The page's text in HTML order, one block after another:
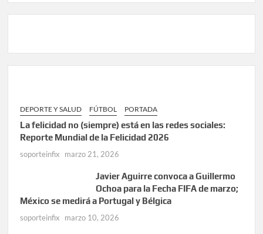
DEPORTE Y SALUD FÚTBOL PORTADA
La felicidad no (siempre) está en las redes sociales:
Reporte Mundial de la Felicidad 2026
soporteinfix marzo 21, 2026
Javier Aguirre convoca a Guillermo
Ochoa para la Fecha FIFA de marzo;
México se medirá a Portugal y Bélgica
soporteinfix marzo 10, 2026